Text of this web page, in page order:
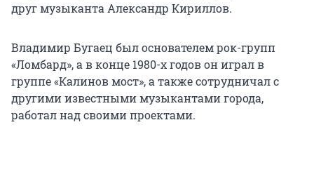
друг музыканта Александр Кириллов.
Владимир Бугаец был основателем рок-групп
«Ломбард», а в конце 1980-х годов он играл в
группе «Калинов мост», а также сотрудничал с
другими известными музыкантами города,
работал над своими проектами.